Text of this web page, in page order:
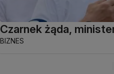
Czarnek żąda,
BIZNES